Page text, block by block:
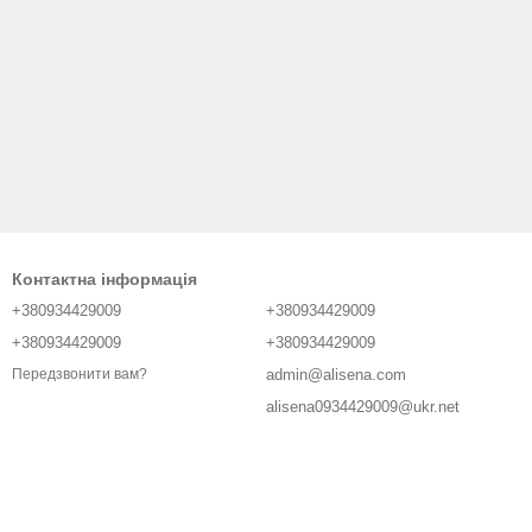
Контактна інформація
+380934429009
+380934429009
Передзвонити вам?
+380934429009
+380934429009
admin@alisena.com
alisena0934429009@ukr.net